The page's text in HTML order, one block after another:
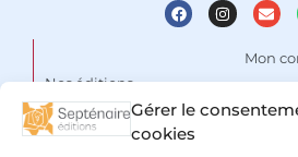
Gérer le
cookies
Nos éditions
Auteurs
Mon